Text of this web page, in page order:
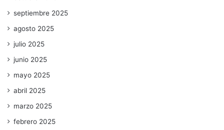
septiembre 2025
agosto 2025
julio 2025
junio 2025
mayo 2025
abril 2025
marzo 2025
febrero 2025